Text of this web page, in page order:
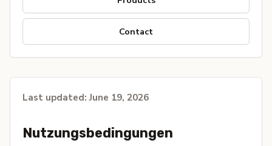
Contact
Last updated: June 19, 2026
Nutzungsbedingungen